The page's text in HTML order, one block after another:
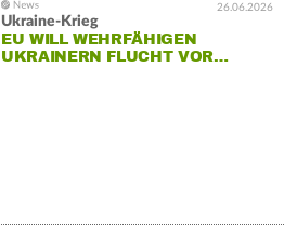
26.06.2026
Ukraine-Krieg
EU WILL WEHRFÄHIGEN
UKRAINERN FLUCHT VOR…